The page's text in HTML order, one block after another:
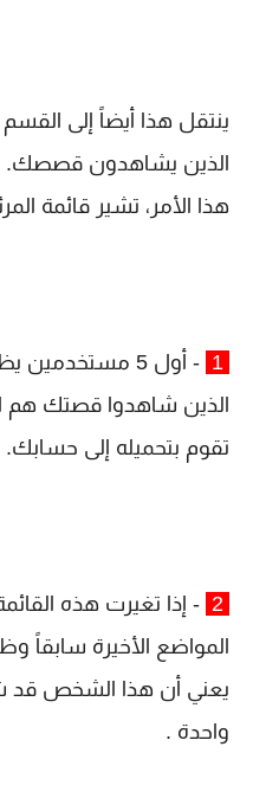
ينتقل هذا أيضاً إلى
الذين يشاهدون قصصك.
هذا الأمر، تشير قائمة
- أول 5
الذين شاهدوا قصتك هم
تقوم بتحميله إلى حسابك.
- إذا تغيرت هذه
المواضع الأخيرة سابقاً
يعني أن هذا الشخص قد
واحدة .